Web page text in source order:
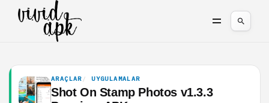
ARAÇLAR UYGULAMALAR
Shot On Stamp Photos v1.3.3